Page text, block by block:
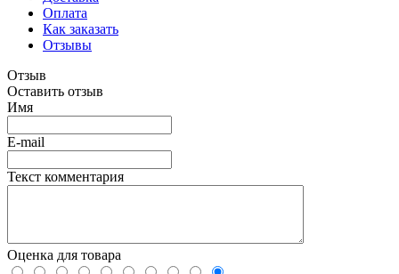
Оплата
Как заказать
Отзывы
Отзыв
Оставить отзыв
Имя
E-mail
Текст комментария
Оценка для товара